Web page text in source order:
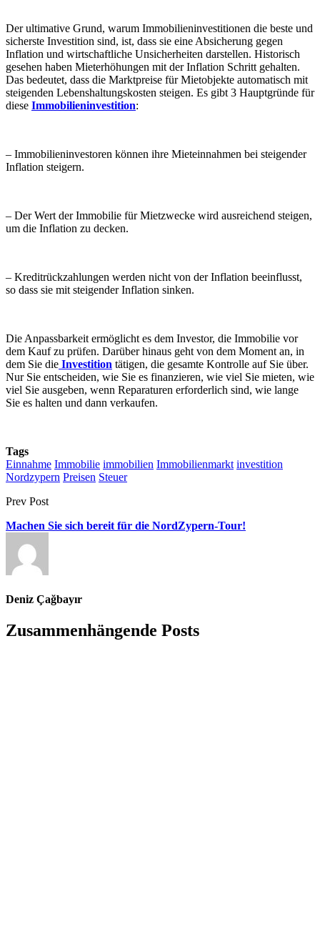
Der ultimative Grund, warum Immobilieninvestitionen die beste und
sicherste Investition sind, ist, dass sie eine Absicherung gegen
Inflation und wirtschaftliche Unsicherheiten darstellen. Historisch
gesehen haben Mieterhöhungen mit der Inflation Schritt gehalten.
Das bedeutet, dass die Marktpreise für Mietobjekte automatisch mit
steigenden Lebenshaltungskosten steigen. Es gibt 3 Hauptgründe für
diese Immobilieninvestition:
– Immobilieninvestoren können ihre Mieteinnahmen bei steigender
Inflation steigern.
– Der Wert der Immobilie für Mietzwecke wird ausreichend steigen,
um die Inflation zu decken.
– Kreditrückzahlungen werden nicht von der Inflation beeinflusst,
so dass sie mit steigender Inflation sinken.
Die Anpassbarkeit ermöglicht es dem Investor, die Immobilie vor
dem Kauf zu prüfen. Darüber hinaus geht von dem Moment an, in
dem Sie die Investition tätigen, die gesamte Kontrolle auf Sie über.
Nur Sie entscheiden, wie Sie es finanzieren, wie viel Sie mieten, wie
viel Sie ausgeben, wenn Reparaturen erforderlich sind, wie lange
Sie es halten und dann verkaufen.
Tags
Einnahme Immobilie immobilien Immobilienmarkt investition
Nordzypern Preisen Steuer
Prev Post
Machen Sie sich bereit für die NordZypern-Tour!
Deniz Çağbayır
Zusammenhängende Posts